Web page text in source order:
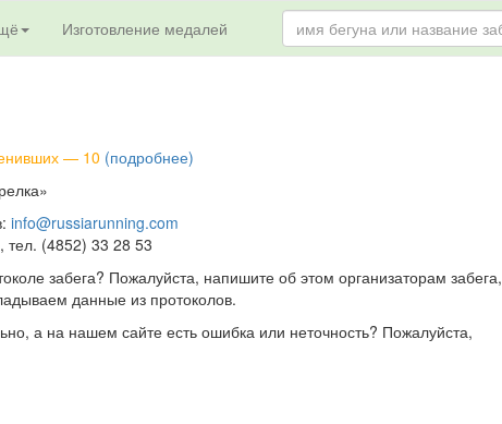
Изготовление медалей
— 10 (подробнее)
info@russiarunning.com
тел. (4852) 33 28 53
забега? Пожалуйста, напишите об этом организаторам забега,
данные из протоколов.
а на нашем сайте есть ошибка или неточность? Пожалуйста,